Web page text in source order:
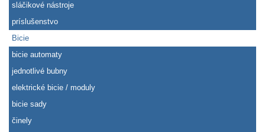
sláčikové nástroje
príslušenstvo
Bicie
bicie automaty
jednotlivé bubny
elektrické bicie / moduly
bicie sady
činely